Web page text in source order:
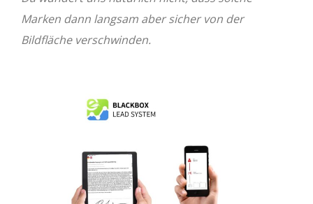
Marken dann langsam aber sicher von der
Bildfläche verschwinden.